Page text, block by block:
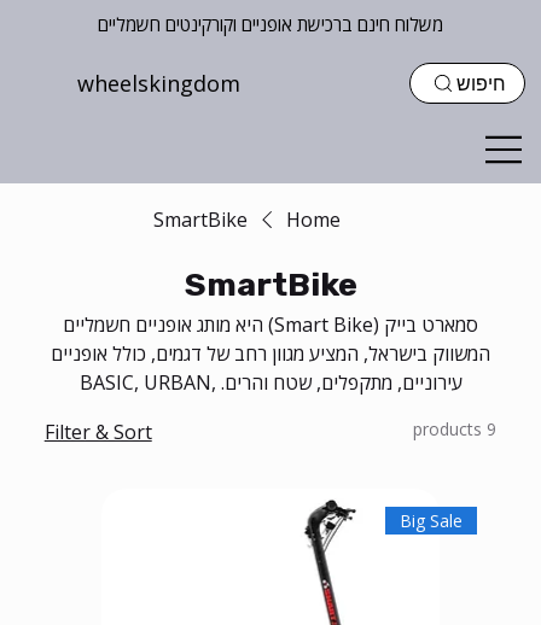
משלוח חינם ברכישת אופניים וקורקינטים חשמליים
חיפוש wheelskingdom
Home
SmartBike
SmartBike
סמארט בייק (Smart Bike) היא מותג אופניים חשמליים
המשווק בישראל, המציע מגוון רחב של דגמים, כולל אופניים
עירוניים, מתקפלים, שטח והרים. BASIC, URBAN,
9 products
Filter & Sort
Big Sale